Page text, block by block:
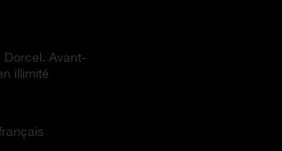
Dorcel. Avant-
illimité